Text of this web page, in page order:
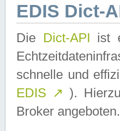
EDIS Dict-
Die Dict-API ist
schnelle und
EDIS ↗ ).
Broker angeboten.